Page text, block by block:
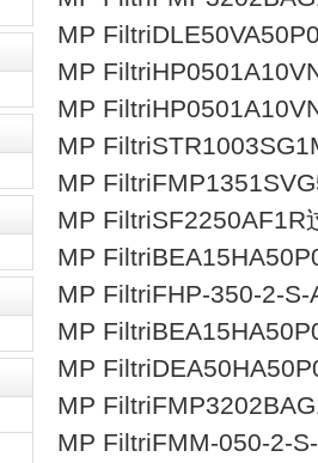
MP
MP
MP
MP
MP
MP FiltriSF2250AF1R
MP
MP FiltriFHP-350-2-
MP
MP
MP
MP FiltriFMM-050-2-